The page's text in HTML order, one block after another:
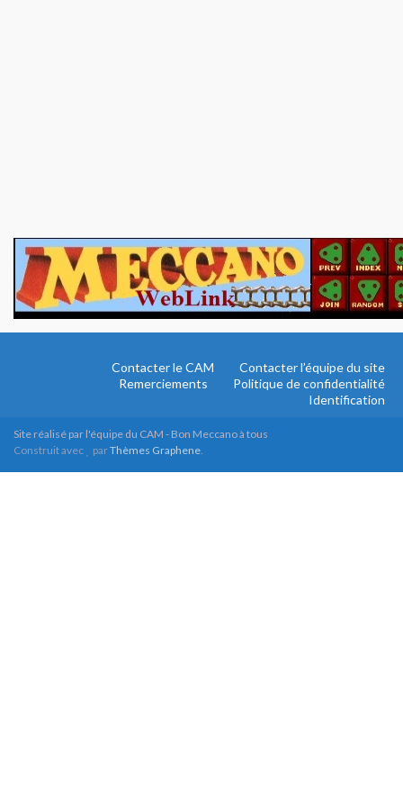
Contacter le CAM
Contacter l’équipe du site
Remerciements
Politique de confidentialité
Identification
Site réalisé par l'équipe du CAM - Bon Meccano à tous
Construit avec
parThèmes Graphene.